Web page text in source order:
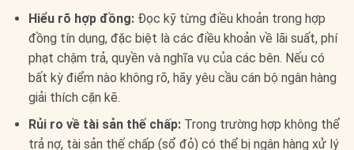
Hiểu rõ hợp đồng:Đọc kỹ từng điều khoản trong hợp
đồng tín dụng, đặc biệt là các điều khoản về lãi suất, phí
phạt chậm trả, quyền và nghĩa vụ của các bên. Nếu có
bất kỳ điểm nào không rõ, hãy yêu cầu cán bộ ngân hàng
giải thích cặn kẽ.
Rủi ro về tài sản thế chấp:Trong trường hợp không thể
trả nợ, tài sản thế chấp (sổ đỏ) có thể bị ngân hàng xử lý